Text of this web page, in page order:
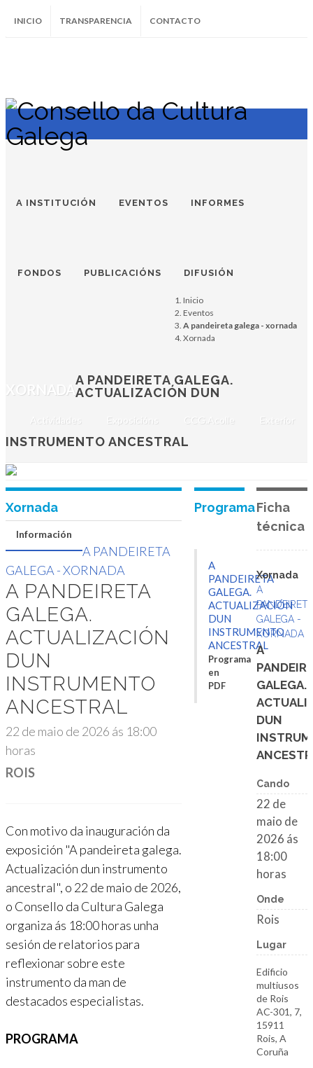
INICIO TRANSPARENCIA CONTACTO
InstagramFacebookTwitter Soundcloud
Youtube
A INSTITUCIÓN EVENTOS INFORMES
FONDOS PUBLICACIÓNS DIFUSIÓN
XORNADA
Actividades Exposicións CCG.Acolle Exterior
A PANDEIRETA GALEGA.
ACTUALIZACIÓN DUN
INSTRUMENTO ANCESTRAL
Inicio
Eventos
A pandeireta galega - xornada
Xornada
Actualización dun
instrumento
ancestral
ROIS
Xornada
Información
A PANDEIRETA
GALEGA - XORNADA
A PANDEIRETA
GALEGA.
ACTUALIZACIÓN
DUN
INSTRUMENTO
ANCESTRAL
22 de maio de 2026 ás 18:00
horas
ROIS
Con motivo da inauguración da
exposición "A pandeireta galega.
Actualización dun instrumento
ancestral", o 22 de maio de 2026,
o Consello da Cultura Galega
organiza ás 18:00 horas unha
sesión de relatorios para
reflexionar sobre este
instrumento da man de
destacados especialistas.
PROGRAMA
Programa
A
PANDEIRETA
GALEGA.
ACTUALIZACIÓN
DUN
INSTRUMENTO
ANCESTRAL
Programa
en
PDF
Ficha
técnica
Xornada
A
GALEGA -
XORNADA
A
GALEGA.
DUN
Cando
22 de
maio de
2026 ás
18:00
horas
Onde
Rois
Lugar
Edificio
multiusos
de Rois
AC-301, 7,
15911
Rois, A
Coruña